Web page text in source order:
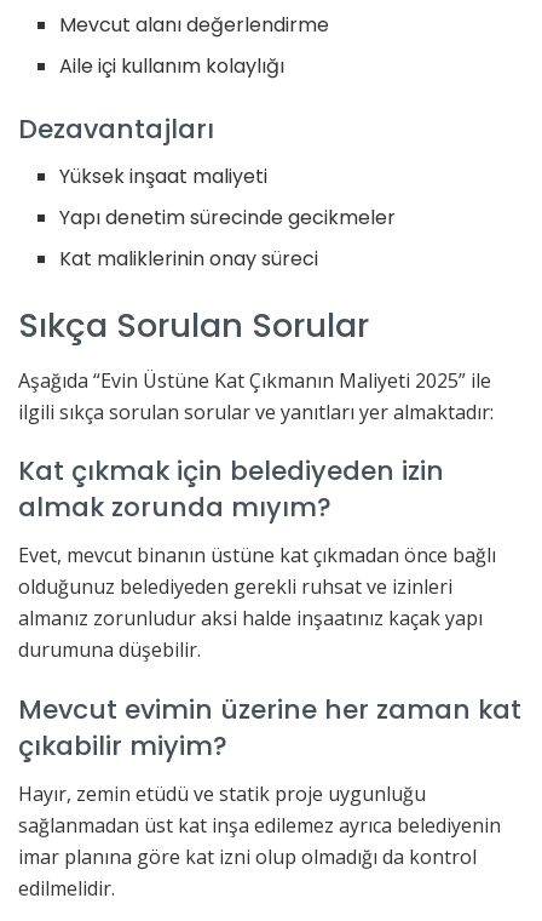
Mevcut alanı değerlendirme
Aile içi kullanım kolaylığı
Dezavantajları
Yüksek inşaat maliyeti
Yapı denetim sürecinde gecikmeler
Kat maliklerinin onay süreci
Sıkça Sorulan Sorular
Aşağıda “Evin Üstüne Kat Çıkmanın Maliyeti 2025” ile
ilgili sıkça sorulan sorular ve yanıtları yer almaktadır:
Kat çıkmak için belediyeden izin
almak zorunda mıyım?
Evet, mevcut binanın üstüne kat çıkmadan önce bağlı
olduğunuz belediyeden gerekli ruhsat ve izinleri
almanız zorunludur aksi halde inşaatınız kaçak yapı
durumuna düşebilir.
Mevcut evimin üzerine her zaman kat
çıkabilir miyim?
Hayır, zemin etüdü ve statik proje uygunluğu
sağlanmadan üst kat inşa edilemez ayrıca belediyenin
imar planına göre kat izni olup olmadığı da kontrol
edilmelidir.